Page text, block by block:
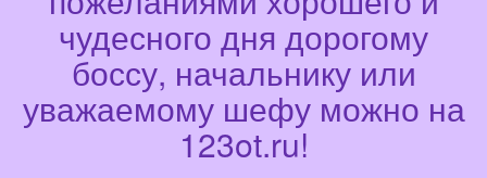
чудесного дня дорогому
боссу, начальнику или
уважаемому шефу можно на
123ot.ru!